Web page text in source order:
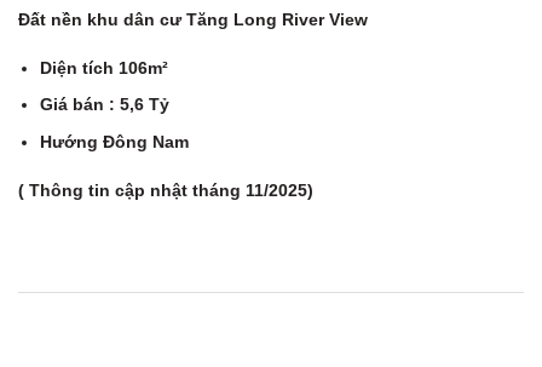
Đất nền khu dân cư Tăng Long River View
Diện tích 106m²
Giá bán : 5,6 Tỷ
Hướng Đông Nam
( Thông tin cập nhật tháng 11/2025)